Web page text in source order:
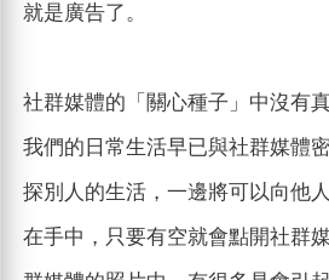
就是廣告了。
社群媒體的「關心種子」中沒有
我們的日常生活早已與社群媒體
探別人的生活，一邊將可以向他
在手中，只要有空就會點開社群